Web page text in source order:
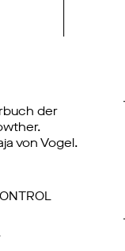
der
von Vogel.